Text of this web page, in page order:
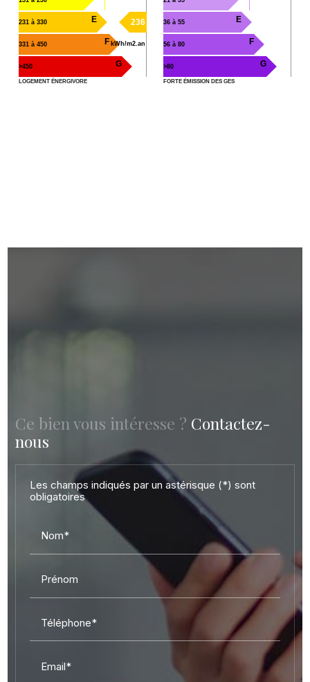
231 à 330 E
331 à 450 F
>450 G
236
kWh/m2.an
LOGEMENT ÉNERGIVORE
36 à 55 E
56 à 80 F
>80 G
FORTE ÉMISSION DES GES
Ce bien vous intéresse ? Contactez-
nous
Les champs indiqués par un astérisque (*) sont
obligatoires
Nom*
Prénom
Téléphone*
Email*